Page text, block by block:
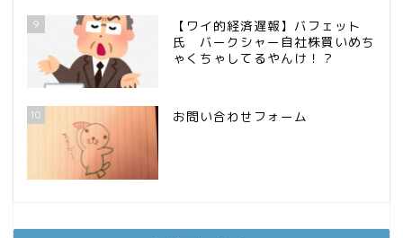
9
【ワイ的経済遅報】バフェット
氏 バークシャー自社株買いめち
ゃくちゃしてるやんけ！？
10 お問い合わせフォーム